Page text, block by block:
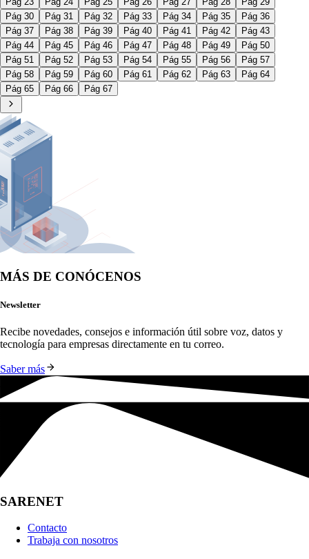
Pág 30
Pág 31 Pág 32 Pág 33 Pág 34 Pág 35
Pág 36
Pág 37
Pág 38 Pág 39 Pág 40 Pág 41 Pág 42
Pág 43
Pág 44
Pág 45 Pág 46 Pág 47 Pág 48 Pág 49
Pág 50
Pág 51
Pág 52 Pág 53 Pág 54 Pág 55 Pág 56
Pág 57
Pág 58
Pág 59 Pág 60 Pág 61 Pág 62 Pág 63
Pág 64
Pág 65
Pág 66 Pág 67
MÁS DE CONÓCENOS
Newsletter
Recibe novedades, consejos e información útil sobre voz, datos y
tecnología para empresas directamente en tu correo.
Saber más
SARENET
Contacto
Trabaja con nosotros